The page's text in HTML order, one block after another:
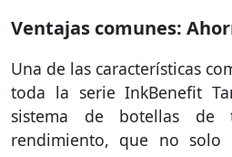
Ventajas comunes:
Una de las características
toda la serie InkBenefit
sistema de botellas
rendimiento, que no solo